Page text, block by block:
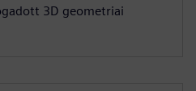
3D geometriai